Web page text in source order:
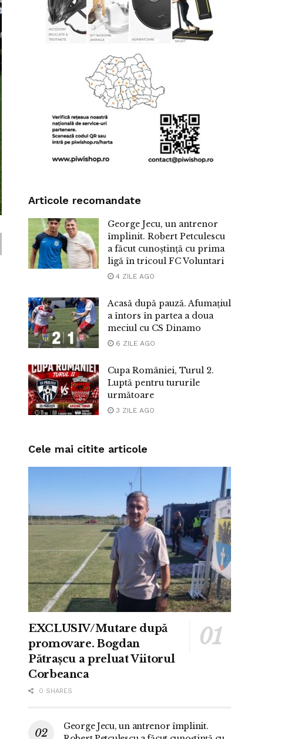
Articole recomandate
George Jecu, un antrenor
împlinit. Robert Petculescu
a făcut cunoștință cu prima
ligă în tricoul FC Voluntari
4 ZILE AGO
Acasă după pauză. Afumațiul
a întors în partea a doua
meciul cu CS Dinamo
6 ZILE AGO
Cupa României, Turul 2.
Luptă pentru tururile
următoare
3 ZILE AGO
Cele mai citite articole
EXCLUSIV/Mutare după
promovare. Bogdan
Pătrașcu a preluat Viitorul
Corbeanca
0 SHARES
George Jecu, un antrenor împlinit.